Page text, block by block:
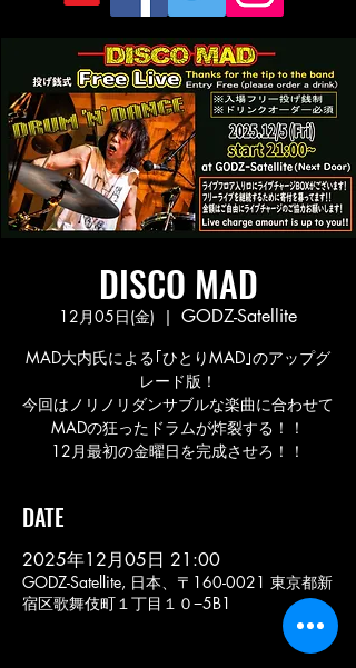
DISCO MAD
12月05日(金)
  |
GODZ-Satellite
MAD大内氏による｢ひとりMAD｣のアップグ
レード版！
今回はノリノリダンサブルな楽曲に合わせて
MADの狂ったドラムが炸裂する！！
12月最初の金曜日を完成させろ！！
DATE
2025年12月05日 21:00
GODZ-Satellite, 日本、〒160-0021 東京都新
宿区歌舞伎町１丁目１０−5B1